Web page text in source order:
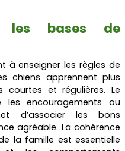
les bases de
à enseigner les règles de
chiens apprennent plus
courtes et régulières. Le
les encouragements ou
d’associer les bons
agréable. La cohérence
la famille est essentielle